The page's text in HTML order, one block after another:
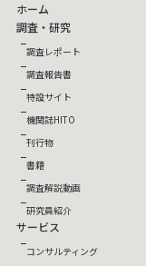
ホーム
調査・研究
調査レポート
調査報告書
特設サイト
機関誌HITO
刊行物
書籍
調査解説動画
研究員紹介
サービス
コンサルティング